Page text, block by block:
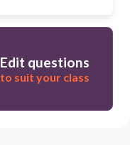
Edit questions
to suit your class